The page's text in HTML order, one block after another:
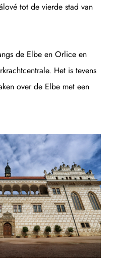
tot de vierde stad van
de Elbe en Orlice en
Het is tevens
over de Elbe met een